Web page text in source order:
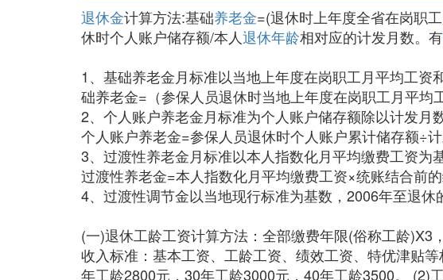
退休金计算方法:基础养老金=(退休时上年度全省在岗职
休时个人账户储存额/本人退休年龄相对应的计发月数。有
1、基础养老金月标准以当地上年度在岗职工月平均工
础养老金=（参保人员退休时当地上年度在岗职工月平
2、个人账户养老金月标准为个人账户储存额除以计发月
个人账户养老金=参保人员退休时个人账户累计储存额÷
3、过渡性养老金月标准以本人指数化月平均缴费工资为
过渡性养老金=本人指数化月平均缴费工资×统账结合前
4、过渡性调节金以当地现行标准为基数，2006年至退
(一)退休工龄工资计算方法：全部缴费年限(俗称工龄
收入标准：基本工资、工龄工资、绩效工资、特优津贴
年工龄2800元，30年工龄3000元，40年工龄3500。 (2)